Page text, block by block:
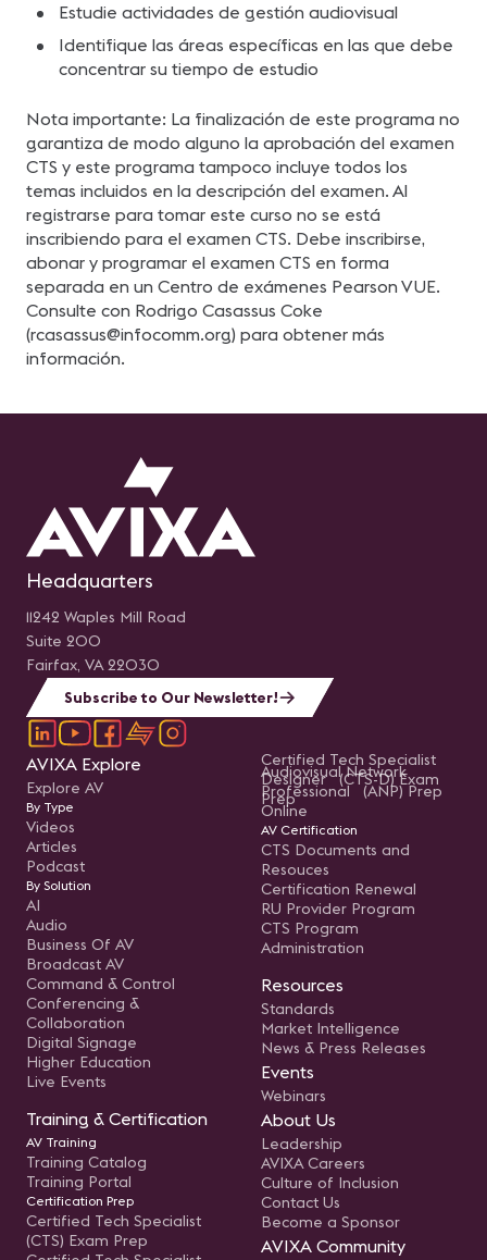
Estudie actividades de gestión audiovisual
Identifique las áreas específicas en las que debe
concentrar su tiempo de estudio
Nota importante: La finalización de este programa no
garantiza de modo alguno la aprobación del examen
CTS y este programa tampoco incluye todos los
temas incluidos en la descripción del examen. Al
registrarse para tomar este curso no se está
inscribiendo para el examen CTS. Debe inscribirse,
abonar y programar el examen CTS en forma
separada en un Centro de exámenes Pearson VUE.
Consulte con Rodrigo Casassus Coke
(rcasassus@infocomm.org) para obtener más
información.
Headquarters
11242 Waples Mill Road
Suite 200
Fairfax, VA 22030
Subscribe to Our Newsletter!
AVIXA Explore
Explore AV
By Type
Videos
Articles
Podcast
By Solution
AI
Audio
Business Of AV
Broadcast AV
Command & Control
Conferencing &
Collaboration
Digital Signage
Higher Education
Live Events
Training & Certification
AV Training
Training Catalog
Training Portal
Certification Prep
Certified Tech Specialist
(CTS) Exam Prep
Certified Tech Specialist
Designer (CTS-D) Exam
Prep
Audiovisual Network
Professional (ANP) Prep
Online
AV Certification
CTS Documents and
Resouces
Certification Renewal
RU Provider Program
CTS Program
Administration
Resources
Standards
Market Intelligence
News & Press Releases
Events
Webinars
About Us
Leadership
AVIXA Careers
Culture of Inclusion
Contact Us
Become a Sponsor
AVIXA Community